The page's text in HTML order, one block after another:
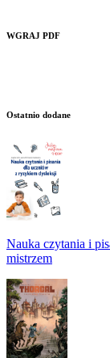
WGRAJ PDF
Ostatnio dodane
Nauka czytania i
mistrzem